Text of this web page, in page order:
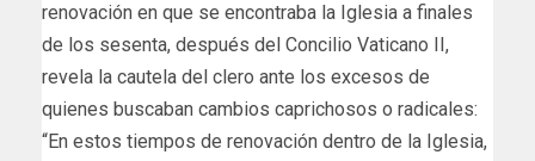
renovación en que se encontraba la Iglesia a finales
de los sesenta, después del Concilio Vaticano II,
revela la cautela del clero ante los excesos de
quienes buscaban cambios caprichosos o radicales:
“En estos tiempos de renovación dentro de la Iglesia,